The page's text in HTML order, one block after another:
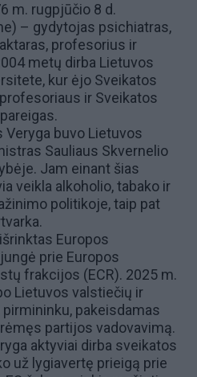
m. rugpjūčio 8 d.
– gydytojas psichiatras,
profesorius ir
metų dirba Lietuvos
, kur ėjo Sveikatos
ir Sveikatos
buvo Lietuvos
Sauliaus Skvernelio
Jam einant šias
veikla alkoholio, tabako ir
politikoje, taip pat
Europos
prie Europos
frakcijos (ECR). 2025 m.
Lietuvos valstiečių ir
pirmininku, pakeisdamas
partijos vadovavimą.
aktyviai dirba sveikatos
už lygiavertę prieigą prie